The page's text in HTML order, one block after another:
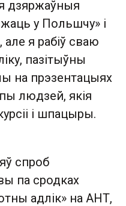
дзяржаўныя
у Польшчу» і
але я рабіў сваю
пазітыўны
на прэзентацыях
людзей, якія
і шпацыры.
спроб
па сродках
адлік» на АНТ,